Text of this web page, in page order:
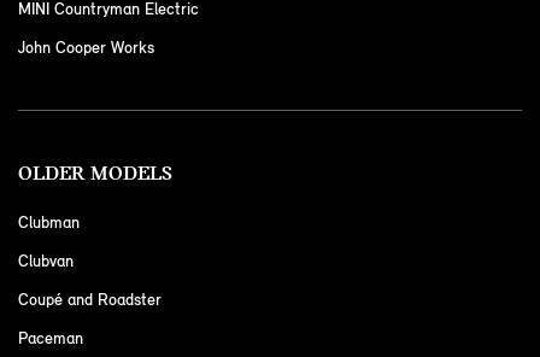
MINI Countryman Electric
John Cooper Works
OLDER MODELS
Clubman
Clubvan
Coupé and Roadster
Paceman